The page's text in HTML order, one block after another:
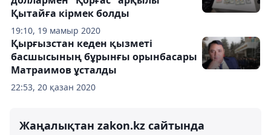
19:10, 19 мамыр 2020
Қытайға кірмек болды
22:53, 20 қазан 2020
Қырғызстан кеден қызметі
басшысының бұрынғы орынбасары
Матраимов ұсталды
Жаңалықтан zakon.kz сайтында